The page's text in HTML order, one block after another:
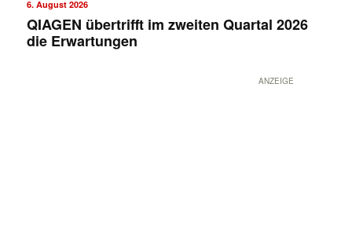
6. August 2026
QIAGEN übertrifft im zweiten Quartal 2026
die Erwartungen
ANZEIGE